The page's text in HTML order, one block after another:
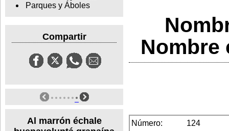
Parques y Áboles
Compartir
Al marrón échale
Nombre
Número:
124